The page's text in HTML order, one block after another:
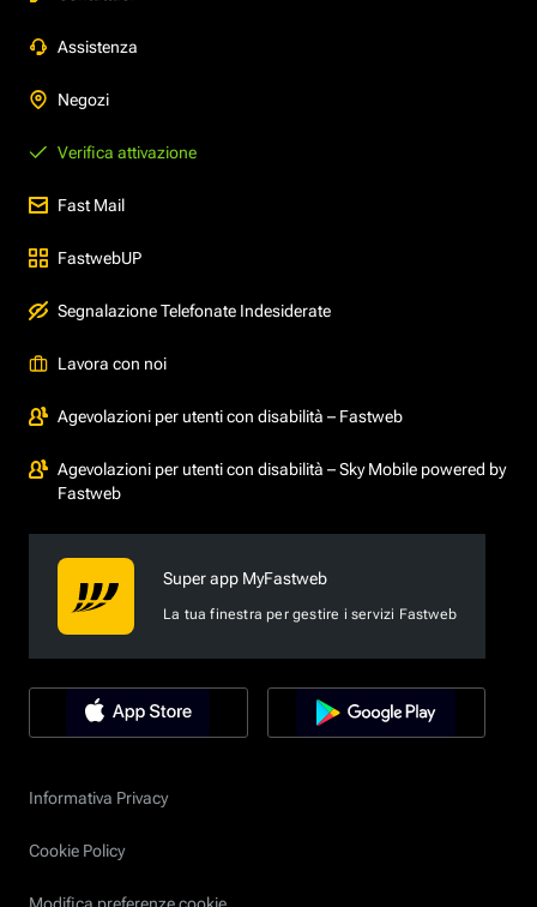
Assistenza
Negozi
Verifica attivazione
Fast Mail
FastwebUP
Segnalazione Telefonate Indesiderate
Lavora con noi
Agevolazioni per utenti con disabilità – Fastweb
Agevolazioni per utenti con disabilità – Sky Mobile powered by
Fastweb
Super app MyFastweb
La tua finestra per gestire i servizi Fastweb
Informativa Privacy
Cookie Policy